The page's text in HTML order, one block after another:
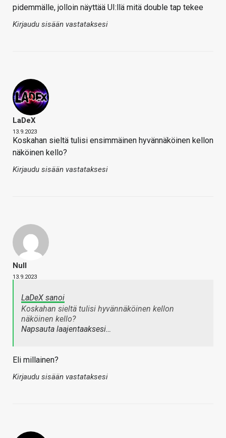
pidemmälle, jolloin näyttää UI:llä mitä double tap tekee
Kirjaudu sisään vastataksesi
LaDeX
13.9.2023
Koskahan sieltä tulisi ensimmäinen hyvännäköinen kellon
näköinen kello?
Kirjaudu sisään vastataksesi
Null
13.9.2023
LaDeX sanoi
Koskahan sieltä tulisi hyvännäköinen kellon
näköinen kello?
Napsauta laajentaaksesi…
Eli millainen?
Kirjaudu sisään vastataksesi